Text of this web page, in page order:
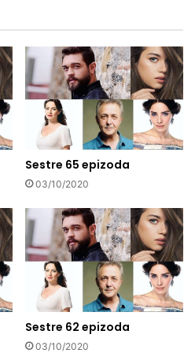
Sestre 65 epizoda
03/10/2020
Sestre 62 epizoda
03/10/2020